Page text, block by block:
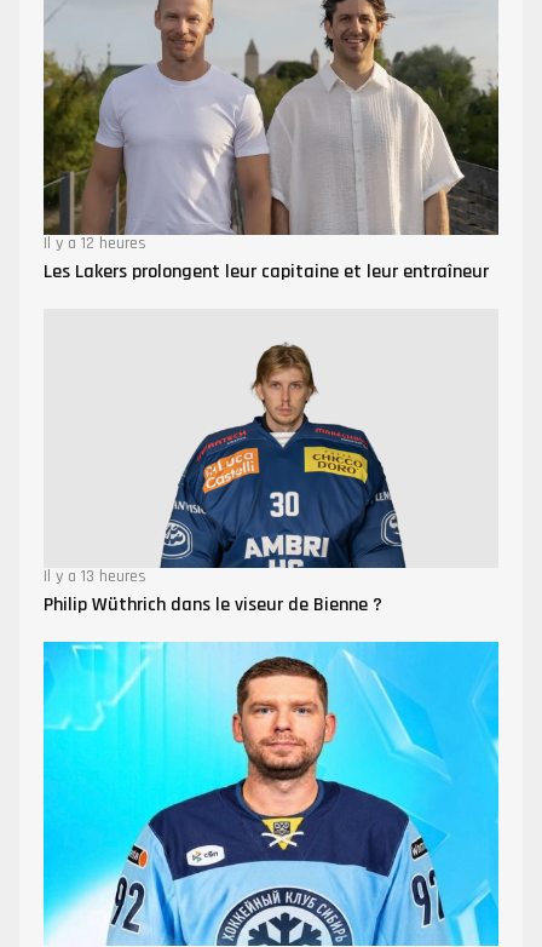
Il y a 12 heures
Les Lakers prolongent leur capitaine et leur entraîneur
Il y a 13 heures
Philip Wüthrich dans le viseur de Bienne ?